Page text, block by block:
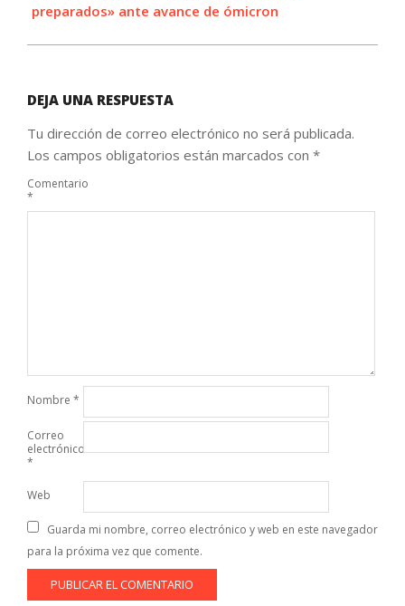
preparados» ante avance de ómicron
DEJA UNA RESPUESTA
Tu dirección de correo electrónico no será publicada.
Los campos obligatorios están marcados con *
Comentario
*
Nombre *
Correo
electrónico
*
Web
Guarda mi nombre, correo electrónico y web en este navegador
para la próxima vez que comente.